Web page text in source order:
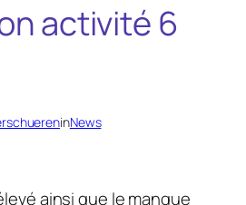
activité 6
inNews
ainsi que le manque